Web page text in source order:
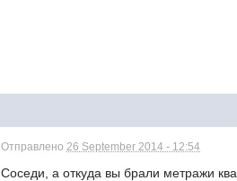
Отправлено26 September 2014 - 12:54
Соседи, а откуда вы брали метражи